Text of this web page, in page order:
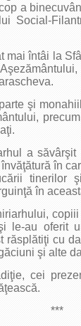
a
Social-
mai întâi la
şi
a
în
tinerilor
în
le-au oferit
răsplătiţi cu
şi alte
cei
***